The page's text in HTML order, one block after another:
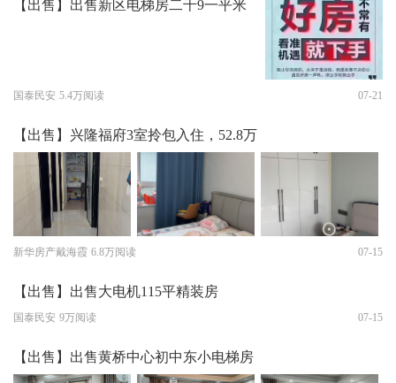
【出售】出售新区电梯房二千9一平米
国泰民安 5.4万阅读 07-21
【出售】兴隆福府3室拎包入住，52.8万
新华房产戴海霞 6.8万阅读 07-15
【出售】出售大电机115平精装房
国泰民安 9万阅读 07-15
【出售】出售黄桥中心初中东小电梯房